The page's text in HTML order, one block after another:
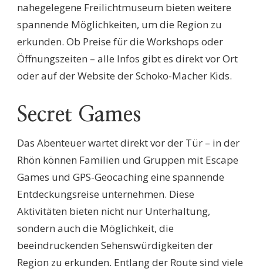
nahegelegene Freilichtmuseum bieten weitere
spannende Möglichkeiten, um die Region zu
erkunden. Ob Preise für die Workshops oder
Öffnungszeiten – alle Infos gibt es direkt vor Ort
oder auf der Website der Schoko-Macher Kids.
Secret Games
Das Abenteuer wartet direkt vor der Tür – in der
Rhön können Familien und Gruppen mit Escape
Games und GPS-Geocaching eine spannende
Entdeckungsreise unternehmen. Diese
Aktivitäten bieten nicht nur Unterhaltung,
sondern auch die Möglichkeit, die
beeindruckenden Sehenswürdigkeiten der
Region zu erkunden. Entlang der Route sind viele